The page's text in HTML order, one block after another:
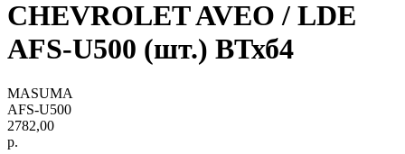
CHEVROLET AVEO / LDE
AFS-U500 (шт.) ВТхб4
MASUMA
AFS-U500
2782,00
р.